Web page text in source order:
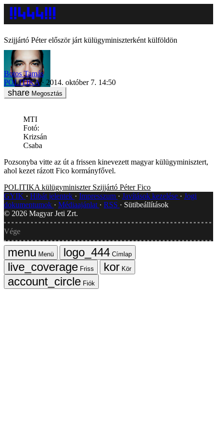
Szijjártó Péter először járt külügyminiszterként külföldön
Botos Tamás
POLITIKA
2014. október 7. 14:50
Megosztás
MTI
Fotó:
Krizsán
Csaba
Pozsonyba vitte az út a frissen kinevezett magyar külügyminisztert,
ahol kezet rázott Fico kormányfővel.
POLITIKA külügyminiszter Szijjártó Péter Fico
GYIK
Hibát jelentek Impresszum Javítások kezelése
Jogi
dokumentumok
Médiaajánlat RSS
Sütibeállítások
© 2026 Magyar Jeti Zrt.
Vége
Menü
Címlap
Friss
Kör
Fiók